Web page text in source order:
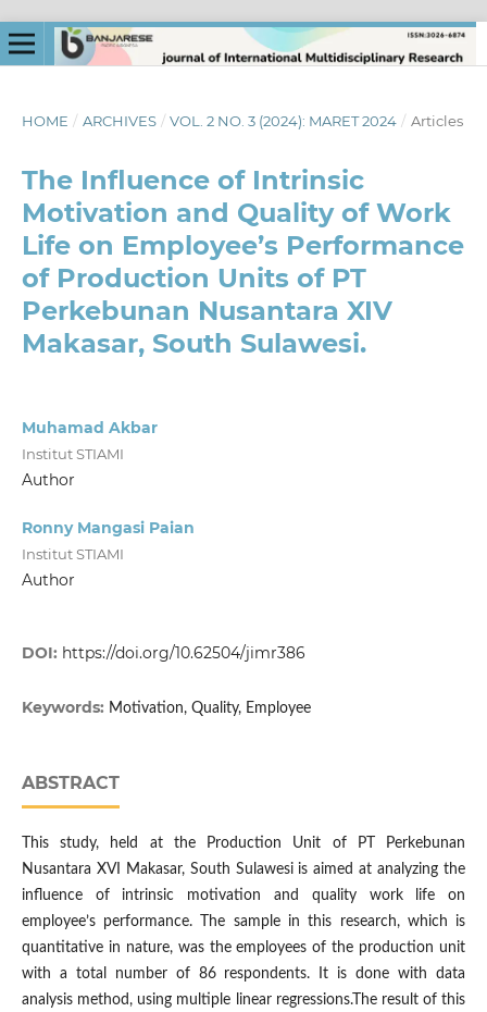
HOME / ARCHIVES / VOL. 2 NO. 3 (2024): MARET 2024 / Articles
The Influence of Intrinsic
Motivation and Quality of Work
Life on Employee’s Performance
of Production Units of PT
Perkebunan Nusantara XIV
Makasar, South Sulawesi.
Muhamad Akbar
Institut STIAMI
Author
Ronny Mangasi Paian
Institut STIAMI
Author
DOI: https://doi.org/10.62504/jimr386
Keywords: Motivation, Quality, Employee
ABSTRACT
This study, held at the Production Unit of PT Perkebunan
Nusantara XVI Makasar, South Sulawesi is aimed at analyzing the
influence of intrinsic motivation and quality work life on
employee’s performance. The sample in this research, which is
quantitative in nature, was the employees of the production unit
with a total number of 86 respondents. It is done with data
analysis method, using multiple linear regressions.The result of this